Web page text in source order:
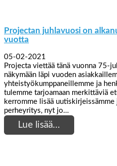
Projectan juhlavuosi on
vuotta
05-02-2021
Projecta viettää tänä vuonna 75-
näkymään läpi vuoden
yhteistyökumppaneillemme ja
tulemme tarjoamaan merkittäviä
kerromme lisää
perheyritys, nyt jo…
Lue lisää…